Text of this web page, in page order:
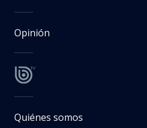
Opinión
Quiénes somos